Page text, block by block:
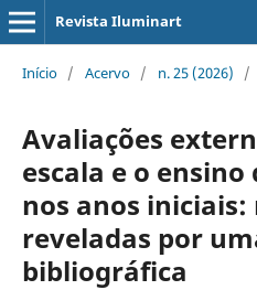
Revista Iluminart
Início / Acervo / n. 25 (2026) /
Avaliações
escala e o
nos anos iniciais:
reveladas por
bibliográfica